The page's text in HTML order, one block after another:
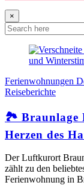
×
Ferienwohnungen
Reiseberichte
🏞️ Braunlage
Herzen des
Der Luftkurort
zählt zu den
Ferienwohnung in